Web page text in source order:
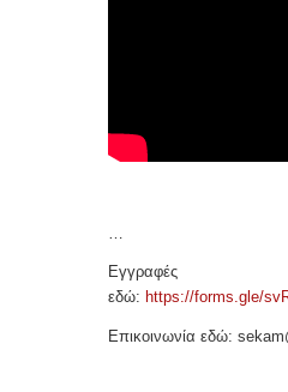
…
Εγγραφές
εδώ: https://forms.gle/
Επικοινωνία εδώ: